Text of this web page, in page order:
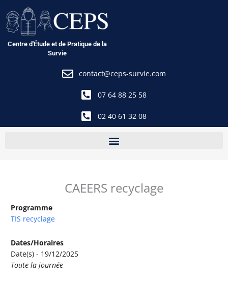
au
contenu
Centre d'Étude et de Pratique de la
Survie
contact@ceps-survie.com
07 64 88 25 58
02 40 61 32 08
CAEERS recyclage
Programme
TIS recyclage
Dates/Horaires
Date(s) - 19/12/2025
Toute la journée